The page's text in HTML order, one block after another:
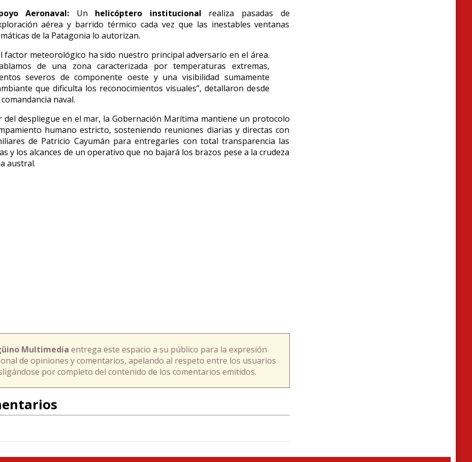
Aeronaval: Un helicóptero institucional realiza pasadas de
aérea y barrido térmico cada vez que las inestables ventanas
de la Patagonia lo autorizan.
factor meteorológico ha sido nuestro principal adversario en el área.
de una zona caracterizada por temperaturas extremas,
severos de componente oeste y una visibilidad sumamente
que dificulta los reconocimientos visuales”, detallaron desde
comandancia naval.
del despliegue en el mar, la Gobernación Marítima mantiene un protocolo
humano estricto, sosteniendo reuniones diarias y directas con
de Patricio Cayumán para entregarles con total transparencia las
y los alcances de un operativo que no bajará los brazos pese a la crudeza
austral.
Multimedia entrega este espacio a su público para la expresión
de opiniones y comentarios, apelando al respeto entre los usuarios
por completo del contenido de los comentarios emitidos.